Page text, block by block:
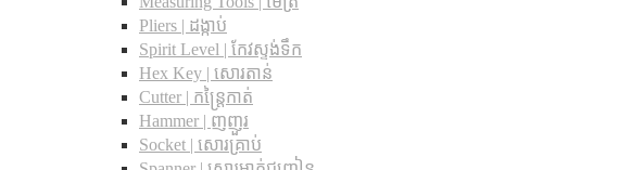
Pliers | ដង្កាប់
Spirit Level | កែវស្ទង់ទឹក
Hex Key | សោរតាន់
Cutter | កន្រ្តៃកាត់
Hammer | ញញួរ
Socket | សោរគ្រាប់